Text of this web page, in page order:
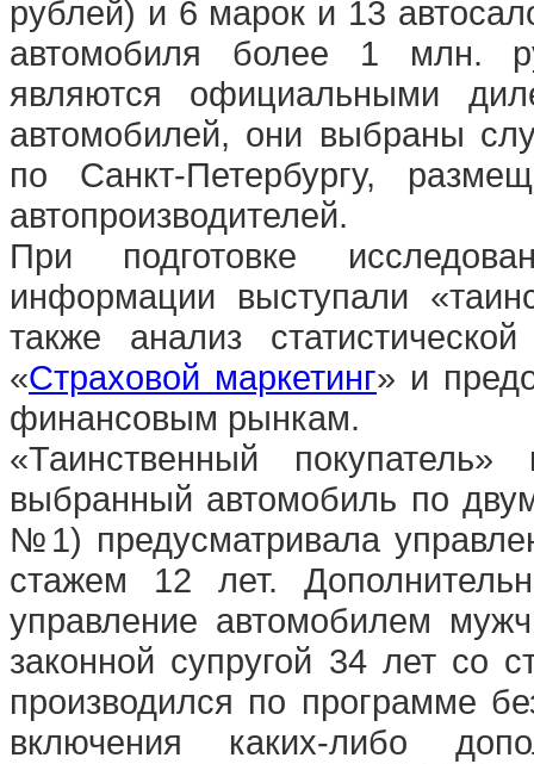
рублей) и 6 марок и 13
автомобиля более 1 млн.
являются официальными
автомобилей, они выбраны
по Санкт-Петербургу,
автопроизводителей.
При подготовке
информации выступали
также анализ
«Страховой маркетинг» и
финансовым рынкам.
«Таинственный
выбранный автомобиль по
№1) предусматривала
стажем 12 лет.
управление автомобилем
законной супругой 34 лет со
производился по программе
включения каких-либо